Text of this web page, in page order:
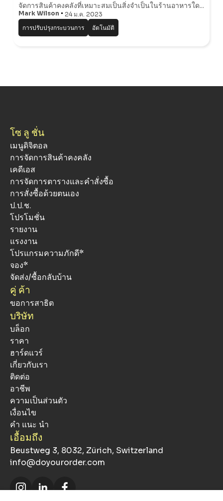
จัดการสินค้าคงคลังที่เหมาะสมเป็นสิ่งจําเป็นในร้านอาหารใด
ๆ และการไม่ทําเช่นนั้นส่งผลกระทบอย่างมากต่อการเงินของ
ร้านอาหาร
จัดการการจัดการสินค้
Mark Wilson
24 ม.ค. 2023
การปรับปรุงกระบวนการ
อัตโนมัติ
โซ ลู ชั่น
เมนูดิจิตอล
การจัดการสินค้าคงคลัง
เคดีเอส
การจัดการตารางและคําสั่งซื้อ
การสั่งซื้อด้วยตนเอง
ป.ป.ช.
โปรโมชั่น
รายงาน
แรงงาน
โปรแกรมความภักดี*
จอง*
จัดส่ง/ซื้อกลับบ้าน
คู่ ค้า
ขอการสาธิต
บริษัท
บล็อก
ราคา
ฮาร์ดแวร์
เกี่ยวกับเรา
ติดต่อ
อาชีพ
ความเป็นส่วนตัว
เงื่อนไข
คำ แนะ นำ
เอื้อมถึง
Beustweg 3, 8032, Zürich, Switzerland
info@doyourorder.com